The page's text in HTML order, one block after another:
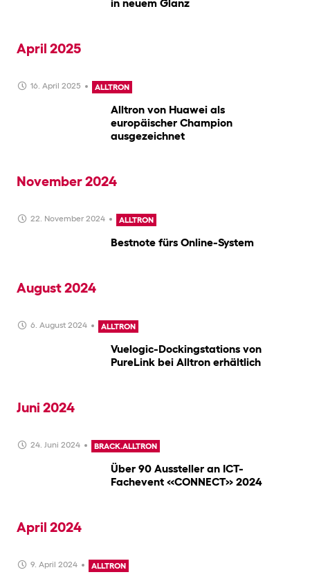
in neuem Glanz
April 2025
16. April 2025 ALLTRON
Alltron von Huawei als
europäischer Champion
ausgezeichnet
November 2024
22. November 2024 ALLTRON
Bestnote fürs Online-System
August 2024
6. August 2024 ALLTRON
Vuelogic-Dockingstations von
PureLink bei Alltron erhältlich
Juni 2024
24. Juni 2024 BRACK.ALLTRON
Über 90 Aussteller an ICT-
Fachevent «CONNECT» 2024
April 2024
9. April 2024 ALLTRON